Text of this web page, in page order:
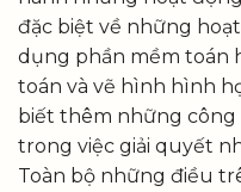
đặc biệt về những
dụng phần mềm toán
toán và vẽ hình hình
biết thêm những
trong việc giải quyết
Toàn bộ những điều